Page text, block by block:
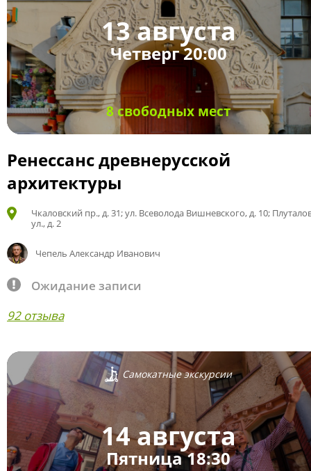
13 августа
Четверг 20:00
8 свободных мест
Ренессанс древнерусской
архитектуры
Чкаловский пр., д. 31; ул. Всеволода Вишневского, д. 10;
ул., д. 2
Чепель Александр Иванович
Ожидание записи
92 отзыва
Самокатные экскурсии
14 августа
Пятница 18:30